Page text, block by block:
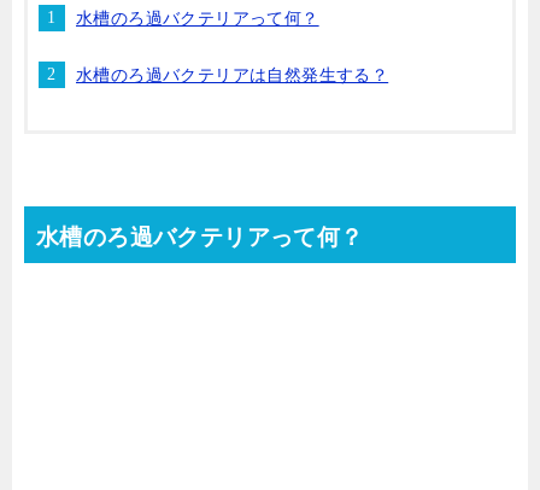
水槽のろ過バクテリアって何？
水槽のろ過バクテリアは自然発生する？
水槽のろ過バクテリアって何？